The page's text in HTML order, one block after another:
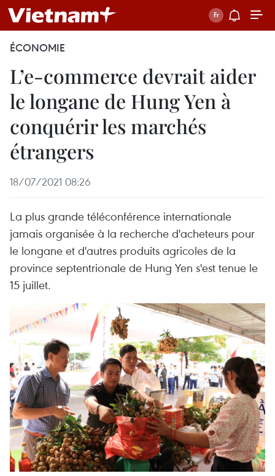
ÉCONOMIE
L’e-commerce devrait aider
le longane de Hung Yen à
conquérir les marchés
étrangers
18/07/2021 08:26
La plus grande téléconférence internationale
jamais organisée à la recherche d'acheteurs pour
le longane et d'autres produits agricoles de la
province septentrionale de Hung Yen s'est tenue le
15 juillet.